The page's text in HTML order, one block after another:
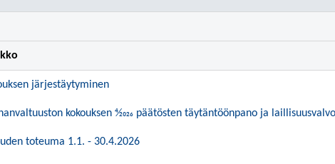
järjestäytyminen
kokouksen 4⁄2026 päätösten täytäntöönpano ja
toteuma 1.1. - 30.4.2026